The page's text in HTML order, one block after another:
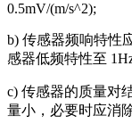
0.5mV/(m/s^2);
b) 传感器频响特性
感器低频特性至
c) 传感器的质量对
量小，必要时应消